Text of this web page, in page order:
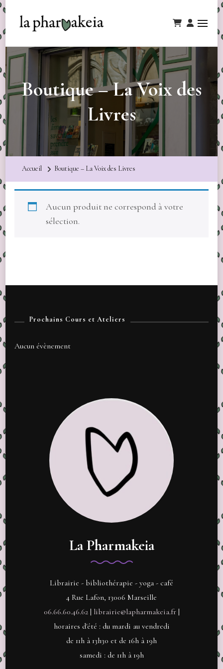
Boutique – La Voix des
Livres
Accueil Boutique – La Voix des Livres
Aucun produit ne correspond à votre
sélection.
Prochains Cours et Ateliers
Aucun évènement
La Pharmakeia
Librairie - bibliothérapie - yoga - café
4 Rue Lafon, 13006 Marseille
06.66.60.46.62| librairie@lapharmakeia.fr|
horaires d'été : du mardi au vendredi
de 11h à 13h30 et de 16h à 19h
samedi : de 11h à 19h